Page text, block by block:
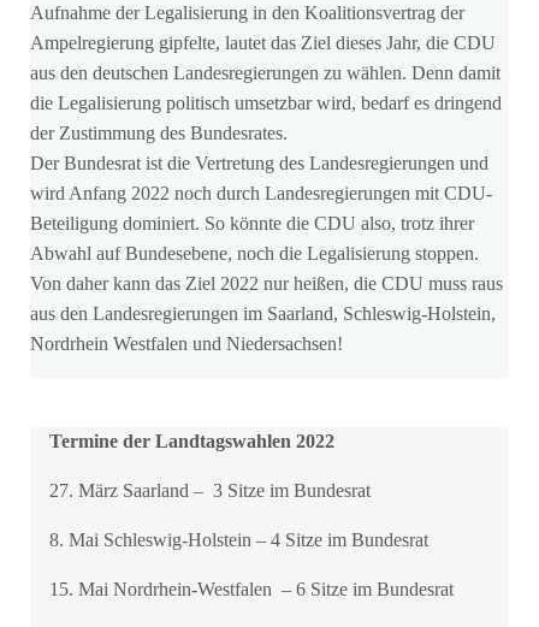
Aufnahme der Legalisierung in den Koalitionsvertrag der
Ampelregierung gipfelte, lautet das Ziel dieses Jahr, die CDU
aus den deutschen Landesregierungen zu wählen. Denn damit
die Legalisierung politisch umsetzbar wird, bedarf es dringend
der Zustimmung des Bundesrates.
Der Bundesrat ist die Vertretung des Landesregierungen und
wird Anfang 2022 noch durch Landesregierungen mit CDU-
Beteiligung dominiert. So könnte die CDU also, trotz ihrer
Abwahl auf Bundesebene, noch die Legalisierung stoppen.
Von daher kann das Ziel 2022 nur heißen, die CDU muss raus
aus den Landesregierungen im Saarland, Schleswig-Holstein,
Nordrhein Westfalen und Niedersachsen!
Termine der Landtagswahlen 2022
27. März Saarland – 3 Sitze im Bundesrat
8. Mai Schleswig-Holstein – 4 Sitze im Bundesrat
15. Mai Nordrhein-Westfalen – 6 Sitze im Bundesrat